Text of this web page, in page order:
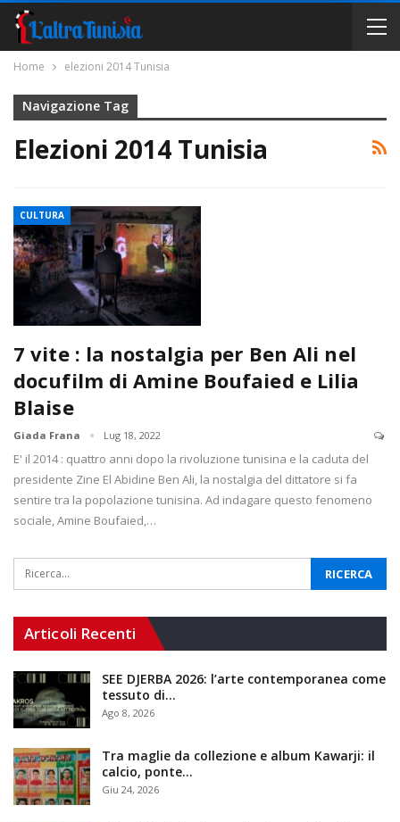
Home elezioni 2014 Tunisia
Navigazione Tag
Elezioni 2014 Tunisia
CULTURA
7 vite : la nostalgia per Ben Ali nel
docufilm di Amine Boufaied e Lilia
Blaise
Giada Frana Lug 18, 2022
E' il 2014 : quattro anni dopo la rivoluzione tunisina e la caduta del
presidente Zine El Abidine Ben Ali, la nostalgia del dittatore si fa
sentire tra la popolazione tunisina. Ad indagare questo fenomeno
sociale, Amine Boufaied,…
Articoli Recenti
SEE DJERBA 2026: l’arte contemporanea come
tessuto di…
Ago 8, 2026
Tra maglie da collezione e album Kawarji: il
calcio, ponte…
Giu 24, 2026